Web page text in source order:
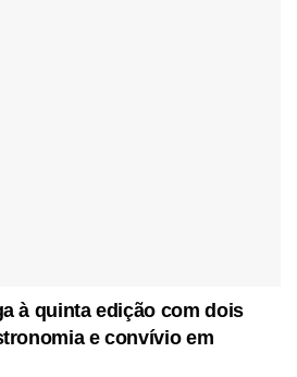
à quinta edição com dois
e convívio em